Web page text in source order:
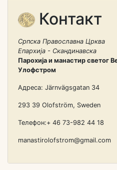
Контакт
Српска Православна Црква
Епархија - Скандинавска
Парохија и манастир светог
Улофстром
Адреса: Järnvägsgatan 34
293 39 Olofström, Sweden
Телефон:+ 46 73-982 44 18
manastirolofstrom@gmail.com